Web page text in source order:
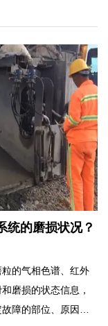
以在进行分析前，
统的磨损状况？
的气相色谱、红外
磨损的状态信息，
障的部位、原因和